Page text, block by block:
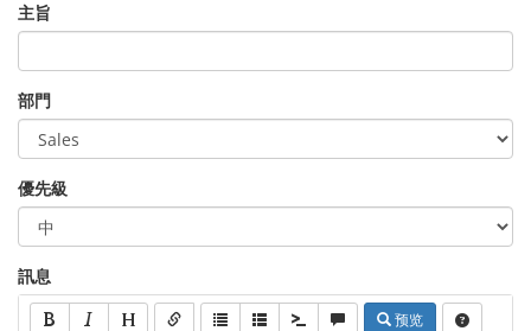
主旨
部門
優先級
訊息
预览